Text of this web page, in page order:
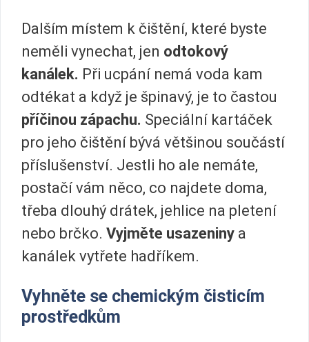
Dalším místem k čištění, které byste
neměli vynechat, jen odtokový
kanálek. Při ucpání nemá voda kam
odtékat a když je špinavý, je to častou
příčinou zápachu. Speciální kartáček
pro jeho čištění bývá většinou součástí
příslušenství. Jestli ho ale nemáte,
postačí vám něco, co najdete doma,
třeba dlouhý drátek, jehlice na pletení
nebo brčko. Vyjměte usazeniny a
kanálek vytřete hadříkem.
Vyhněte se chemickým čisticím
prostředkům